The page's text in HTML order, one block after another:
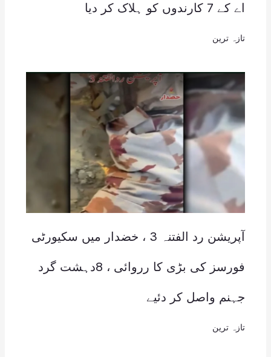
اے کے 7 کارندوں کو ہلاک کر دیا
تازہ ترین
آپریشن رد الفتنہ 3 ، خضدار میں سکیورٹی
فورسز کی بڑی کا رروائی ، 8دہشت گرد
جہنم واصل کر دئیے
تازہ ترین